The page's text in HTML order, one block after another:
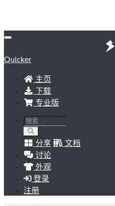
Quicker
主页
下载
专业版
分享
文档
讨论
外观
登录
注册